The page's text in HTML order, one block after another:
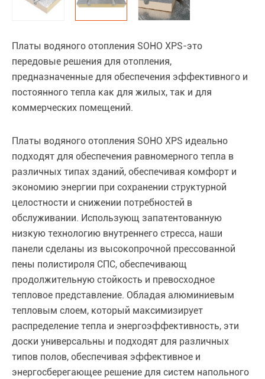
Платы водяного отопления SOHO XPS-это
передовые решения для отопления,
предназначенные для обеспечения эффективного и
постоянного тепла как для жилых, так и для
коммерческих помещений.
Платы водяного отопления SOHO XPS идеально
подходят для обеспечения равномерного тепла в
различных типах зданий, обеспечивая комфорт и
экономию энергии при сохранении структурной
целостности и снижении потребностей в
обслуживании. Использующ запатентованную
низкую технологию внутреннего стресса, наши
панели сделаны из высокопрочной прессованной
пены полистироля СПС, обеспечивающ
продолжительную стойкость и превосходное
тепловое представление. Обладая алюминиевым
тепловым слоем, который максимизирует
распределение тепла и энергоэффективность, эти
доски универсальны и подходят для различных
типов полов, обеспечивая эффективное и
энергосберегающее решение для систем напольного